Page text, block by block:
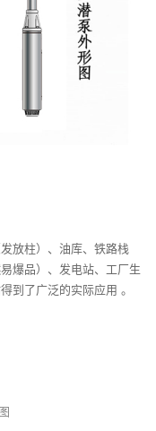
放柱）、油库、铁路栈
爆品）、发电站、工厂生
到了广泛的实际应用 。